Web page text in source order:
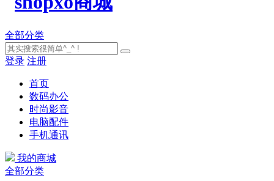
全部分类
登录 注册
首页
数码办公
时尚影音
电脑配件
手机通讯
我的商城
全部分类